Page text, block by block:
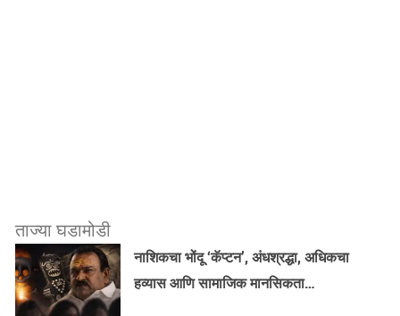
ताज्या घडामोडी
नाशिकचा भोंदू ‘कॅप्टन’, अंधश्रद्धा, अधिकचा
हव्यास आणि सामाजिक मानसिकता…